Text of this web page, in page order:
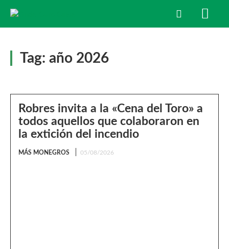
Tag: año 2026
Robres invita a la «Cena del Toro» a
todos aquellos que colaboraron en
la extición del incendio
MÁS MONEGROS 05/08/2026